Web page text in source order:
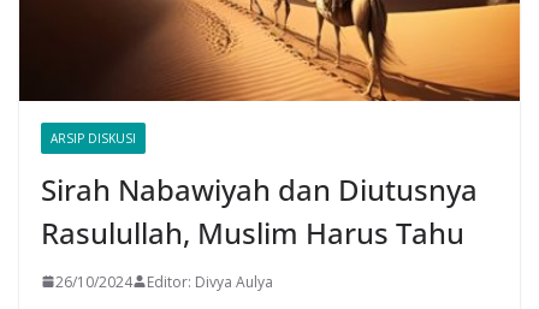
ARSIP DISKUSI
Sirah Nabawiyah dan Diutusnya
Rasulullah, Muslim Harus Tahu
26/10/2024 Editor: Divya Aulya